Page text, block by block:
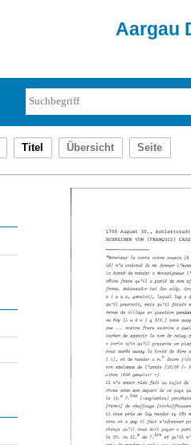
Aargau
Titel Übersicht Seite